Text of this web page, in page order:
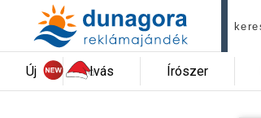
Új Ivás Írószer